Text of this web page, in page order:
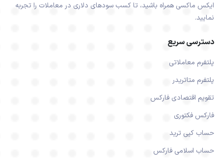
ایکس ماکسی همراه باشید، تا کسب سودهای دلاری در معاملات را تجربه
نمایید.
دسترسی سریع
پلتفرم معاملاتی
پلتفرم متاتریدر
تقویم اقتصادی فارکس
فارکس فکتوری
حساب کپی ترید
حساب اسلامی فارکس